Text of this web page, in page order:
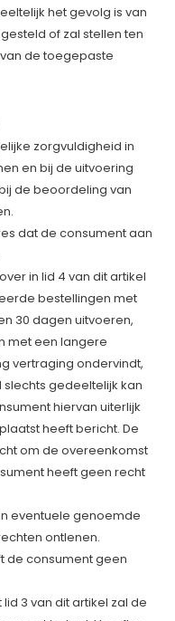
het gevolg is van
of zal stellen ten
de toegepaste
zorgvuldigheid in
en bij de uitvoering
de beoordeling van
dat de consument aan
in lid 4 van dit artikel
bestellingen met
30 dagen uitvoeren,
met een langere
vertraging ondervindt,
gedeeltelijk kan
hiervan uiterlijk
heeft bericht. De
om de overeenkomst
heeft geen recht
eventuele genoemde
ontlenen.
de consument geen
3 van dit artikel zal de